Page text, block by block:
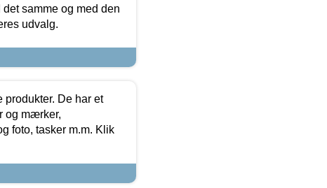
samme og med den
udvalg.
produkter. De har et
og mærker,
foto, tasker m.m. Klik